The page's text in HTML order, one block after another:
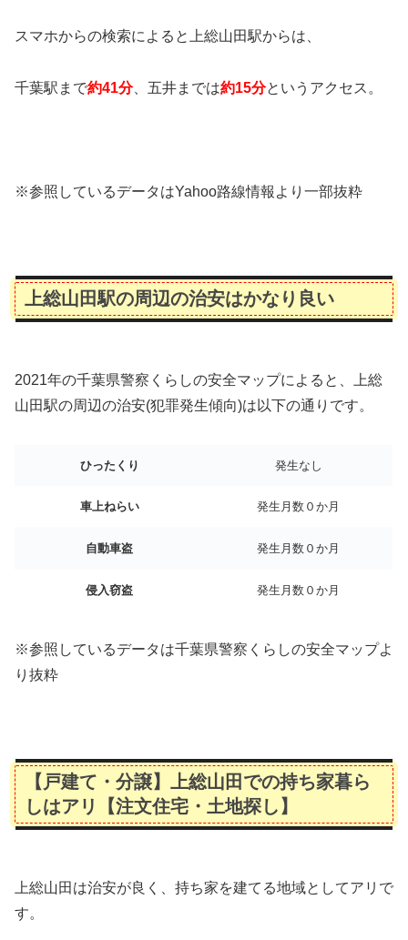
スマホからの検索によると上総山田駅からは、
千葉駅まで約41分、五井までは約15分というアクセス。
※参照しているデータはYahoo路線情報より一部抜粋
上総山田駅の周辺の治安はかなり良い
2021年の千葉県警察くらしの安全マップによると、上総
山田駅の周辺の治安(犯罪発生傾向)は以下の通りです。
ひったくり 発生なし
車上ねらい 発生月数０か月
自動車盗 発生月数０か月
侵入窃盗 発生月数０か月
※参照しているデータは千葉県警察くらしの安全マップよ
り抜粋
【戸建て・分譲】上総山田での持ち家暮ら
しはアリ【注文住宅・土地探し】
上総山田は治安が良く、持ち家を建てる地域としてアリで
す。